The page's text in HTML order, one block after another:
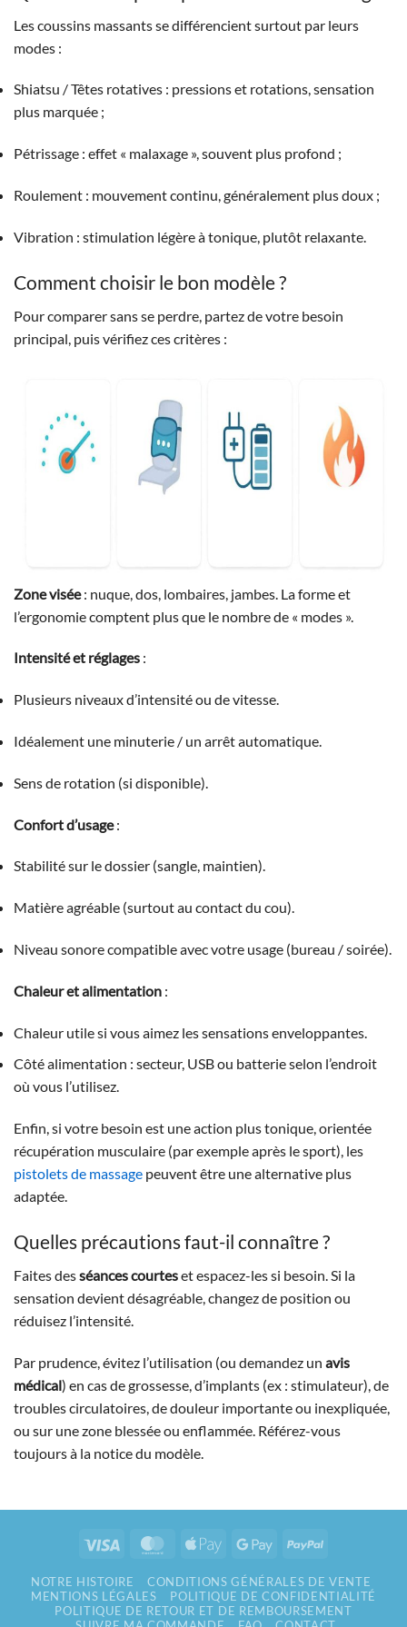
Les coussins massants se différencient surtout par leurs
modes :
Shiatsu / Têtes rotatives : pressions et rotations, sensation
plus marquée ;
Pétrissage : effet « malaxage », souvent plus profond ;
Roulement : mouvement continu, généralement plus doux ;
Vibration : stimulation légère à tonique, plutôt relaxante.
Comment choisir le bon modèle ?
Pour comparer sans se perdre, partez de votre besoin
principal, puis vérifiez ces critères :
Zone visée: nuque, dos, lombaires, jambes. La forme et
l’ergonomie comptent plus que le nombre de « modes ».
Intensité et réglages :
Plusieurs niveaux d’intensité ou de vitesse.
Idéalement une minuterie / un arrêt automatique.
Sens de rotation (si disponible).
Confort d’usage:
Stabilité sur le dossier (sangle, maintien).
Matière agréable (surtout au contact du cou).
Niveau sonore compatible avec votre usage (bureau / soirée).
Chaleur et alimentation :
Chaleur utile si vous aimez les sensations enveloppantes.
Côté alimentation : secteur, USB ou batterie selon l’endroit
où vous l’utilisez.
Enfin, si votre besoin est une action plus tonique, orientée
récupération musculaire (par exemple après le sport), les
pistolets de massage peuvent être une alternative plus
adaptée.
Quelles précautions faut-il connaître ?
Faites desséances courteset espacez-les si besoin. Si la
sensation devient désagréable, changez de position ou
réduisez l’intensité.
Par prudence, évitez l’utilisation (ou demandez un avis
médical) en cas de grossesse, d’implants (ex : stimulateur), de
troubles circulatoires, de douleur importante ou inexpliquée,
ou sur une zone blessée ou enflammée. Référez-vous
toujours à la notice du modèle.
Visa MasterCard
Apple
Google PayPal
NOTRE HISTOIRE
CONDITIONS GÉNÉRALES DE VENTE
MENTIONS LÉGALES
POLITIQUE DE CONFIDENTIALITÉ
POLITIQUE DE RETOUR ET DE REMBOURSEMENT